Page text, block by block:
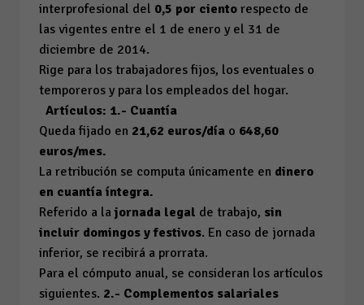
interprofesional del 0,5 por ciento respecto de
las vigentes entre el 1 de enero y el 31 de
diciembre de 2014.
Rige para los trabajadores fijos, los eventuales o
temporeros y para los empleados del hogar.
Artículos: 1.- Cuantía
Queda fijado en 21,62 euros/día o 648,60
euros/mes.
La retribución se computa únicamente en dinero
en cuantía íntegra.
Referido a la jornada legal de trabajo, sin
incluir domingos y festivos. En caso de jornada
inferior, se recibirá a prorrata.
Para el cómputo anual, se consideran los artículos
siguientes. 2.- Complementos salariales